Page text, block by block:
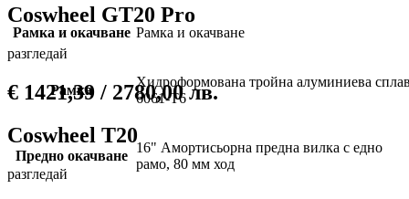
Рамка и окачване Рамка и окачване
Рамка
Хидроформована тройна алуминиева
6061-T6
Предно окачване
16" Амортисьорна предна вилка с едно
рамо, 80 мм ход
Coswheel GT20 Pro
разгледай
€ 1421,39 / 2780,00 лв.
Coswheel T20
разгледай